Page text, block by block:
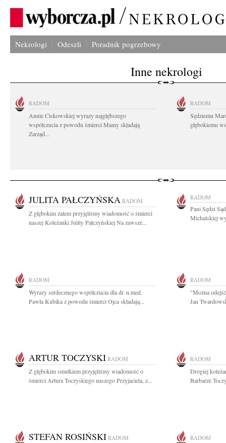
Nekrologi Odeszli Poradnik pogrzebowy
Inne nekrologi
RADOM
Annie Ciskowskiej wyrazy najgłębszego
współczucia z powodu śmierci Mamy składają
Zarząd...
RADOM
Sędziemu
głębokiemu
JULITA PAŁCZYŃSKA RADOM
Z głębokim żalem przyjęliśmy wiadomość o śmierci
naszej Koleżanki Julity Pałczyńskiej Na zawsze...
RADOM
Pani Sędzi
Michalskiej
RADOM
Wyrazy serdecznego współczucia dla dr. n.med.
Pawła Kubika z powodu śmierci Ojca składają...
RADOM
"Można
Jan
ARTUR TOCZYSKI RADOM
Z głębokim smutkiem przyjęliśmy wiadomość o
śmierci Artura Toczyskiego naszego Przyjaciela, z...
RADOM
Drogiej
Barbarze
STEFAN ROSIŃSKI RADOM RADOM